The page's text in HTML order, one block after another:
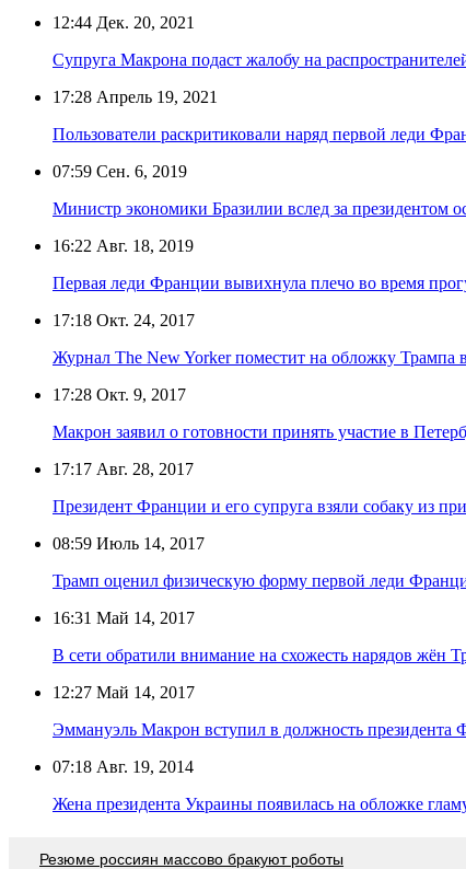
12:44 Дек. 20, 2021
Супруга Макрона подаст жалобу на
17:28 Апрель 19, 2021
Пользователи раскритиковали наряд первой леди
07:59 Сен. 6, 2019
Министр экономики Бразилии вслед за президентом
16:22 Авг. 18, 2019
Первая леди Франции вывихнула плечо во время
17:18 Окт. 24, 2017
Журнал The New Yorker поместит на обложку Трампа в
17:28 Окт. 9, 2017
Макрон заявил о готовности принять участие в
17:17 Авг. 28, 2017
Президент Франции и его супруга взяли собаку из
08:59 Июль 14, 2017
Трамп оценил физическую форму первой леди
16:31 Май 14, 2017
В сети обратили внимание на схожесть нарядов жён
12:27 Май 14, 2017
Эммануэль Макрон вступил в должность президента
07:18 Авг. 19, 2014
Жена президента Украины появилась на обложке
Резюме россиян массово бракуют роботы